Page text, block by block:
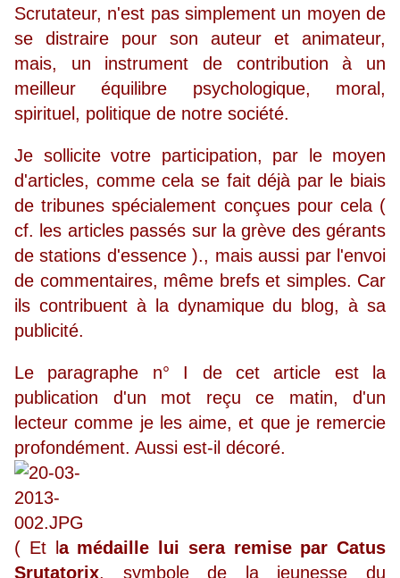
Scrutateur, n'est pas simplement un moyen de
se distraire pour son auteur et animateur,
mais, un instrument de contribution à un
meilleur équilibre psychologique, moral,
spirituel, politique de notre société.
Je sollicite votre participation, par le moyen
d'articles, comme cela se fait déjà par le biais
de tribunes spécialement conçues pour cela (
cf. les articles passés sur la grève des gérants
de stations d'essence )., mais aussi par l'envoi
de commentaires, même brefs et simples. Car
ils contribuent à la dynamique du blog, à sa
publicité.
Le paragraphe n° I de cet article est la
publication d'un mot reçu ce matin, d'un
lecteur comme je les aime, et que je remercie
profondément. Aussi est-il décoré.
( Et l a médaille lui sera remise par Catus
Srutatorix, symbole de la jeunesse du